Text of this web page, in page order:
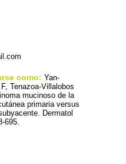
como: Yan-
Tenazoa-Villalobos
mucinoso de la
primaria versus
Dermatol
695.